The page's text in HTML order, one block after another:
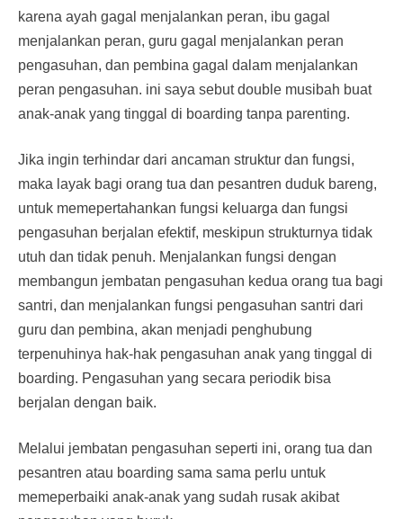
karena ayah gagal menjalankan peran, ibu gagal
menjalankan peran, guru gagal menjalankan peran
pengasuhan, dan pembina gagal dalam menjalankan
peran pengasuhan. ini saya sebut double musibah buat
anak-anak yang tinggal di boarding tanpa parenting.
Jika ingin terhindar dari ancaman struktur dan fungsi,
maka layak bagi orang tua dan pesantren duduk bareng,
untuk memepertahankan fungsi keluarga dan fungsi
pengasuhan berjalan efektif, meskipun strukturnya tidak
utuh dan tidak penuh. Menjalankan fungsi dengan
membangun jembatan pengasuhan kedua orang tua bagi
santri, dan menjalankan fungsi pengasuhan santri dari
guru dan pembina, akan menjadi penghubung
terpenuhinya hak-hak pengasuhan anak yang tinggal di
boarding. Pengasuhan yang secara periodik bisa
berjalan dengan baik.
Melalui jembatan pengasuhan seperti ini, orang tua dan
pesantren atau boarding sama sama perlu untuk
memeperbaiki anak-anak yang sudah rusak akibat